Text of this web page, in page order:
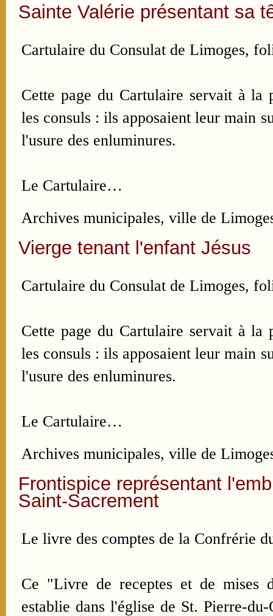
Sainte Valérie présentant sa
Cartulaire du Consulat de Limoges,
Cette page du Cartulaire servait à la
les consuls : ils apposaient leur main
l'usure des enluminures.
Le Cartulaire…
Archives municipales, ville de
Vierge tenant l'enfant Jésus
Cartulaire du Consulat de Limoges,
Cette page du Cartulaire servait à la
les consuls : ils apposaient leur main
l'usure des enluminures.
Le Cartulaire…
Archives municipales, ville de
Frontispice représentant
Saint-Sacrement
Le livre des comptes de la Confrérie
Ce "Livre de receptes et de
establie dans l'église de St. Pierre-